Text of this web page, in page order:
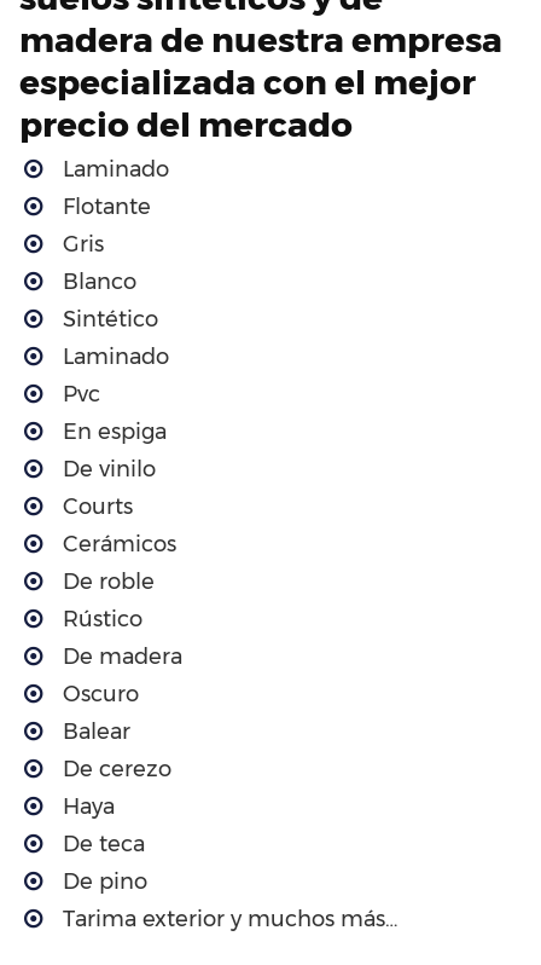
madera de nuestra empresa
especializada con el mejor
precio del mercado
Laminado
Flotante
Gris
Blanco
Sintético
Laminado
Pvc
En espiga
De vinilo
Courts
Cerámicos
De roble
Rústico
De madera
Oscuro
Balear
De cerezo
Haya
De teca
De pino
Tarima exterior y muchos más…